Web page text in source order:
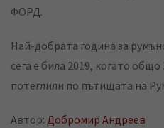
ФОРД.
Най-добрата година за
сега е била 2019, когато
потеглили по пътищата на
Автор: Добромир Андреев